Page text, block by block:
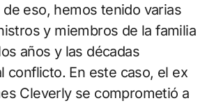
de eso, hemos tenido varias
y miembros de la familia
años y las décadas
conflicto. En este caso, el ex
Cleverly se comprometió a